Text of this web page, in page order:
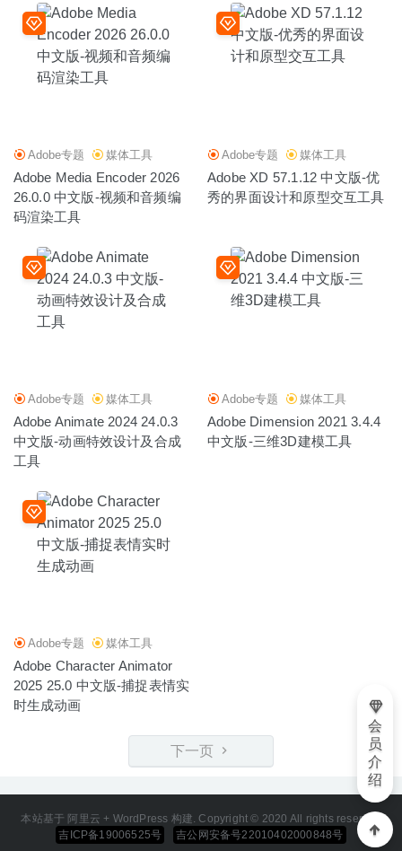
Adobe专题 媒体工具
Adobe Media Encoder 2026
26.0.0 中文版-视频和音频编
码渲染工具
Adobe专题 媒体工具
Adobe XD 57.1.12 中文版-优
秀的界面设计和原型交互工具
Adobe专题 媒体工具
Adobe Animate 2024 24.0.3
中文版-动画特效设计及合成
工具
Adobe专题 媒体工具
Adobe Dimension 2021 3.4.4
中文版-三维3D建模工具
Adobe专题 媒体工具
Adobe Character Animator
2025 25.0 中文版-捕捉表情实
时生成动画
下一页
本站基于 阿里云 + WordPress 构建. Copyright © 2020 All rights reserved
吉ICP备19006525号
吉公网安备号22010402000848号
会
员
介
绍